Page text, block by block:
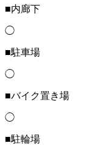
■内廊下
◯
■駐車場
◯
■バイク置き場
◯
■駐輪場